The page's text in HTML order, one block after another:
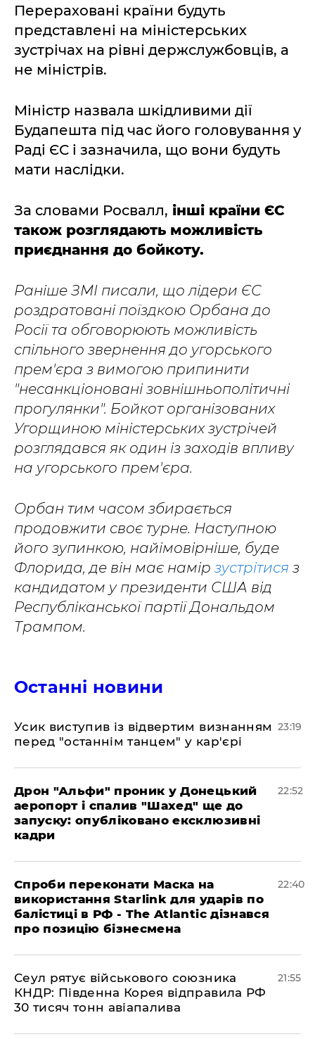
Перераховані країни будуть
представлені на міністерських
зустрічах на рівні держслужбовців, а
не міністрів.
Міністр назвала шкідливими дії
Будапешта під час його головування у
Раді ЄС і зазначила, що вони будуть
мати наслідки.
За словами Росвалл, інші країни ЄС
також розглядають можливість
приєднання до бойкоту.
Раніше ЗМІ писали, що лідери ЄС
роздратовані поїздкою Орбана до
Росії та обговорюють можливість
спільного звернення до угорського
прем'єра з вимогою припинити
"несанкціоновані зовнішньополітичні
прогулянки". Бойкот організованих
Угорщиною міністерських зустрічей
розглядався як один із заходів впливу
на угорського прем'єра.
Орбан тим часом збирається
продовжити своє турне. Наступною
його зупинкою, найімовірніше, буде
Флорида, де він має намір зустрітися з
кандидатом у президенти США від
Республіканської партії Дональдом
Трампом.
Останні новини
​Усик виступив із відвертим визнанням
перед "останнім танцем" у кар'єрі
23:19
​Дрон "Альфи" проник у Донецький
аеропорт і спалив "Шахед" ще до
запуску: опубліковано ексклюзивні
кадри
22:52
​Спроби переконати Маска на
використання Starlink для ударів по
балістиці в РФ - The Atlantic дізнався
про позицію бізнесмена
22:40
​Сеул рятує військового союзника
КНДР: Південна Корея відправила РФ
30 тисяч тонн авіапалива
21:55